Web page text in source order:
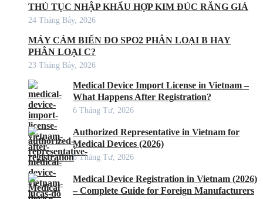
THỦ TỤC NHẬP KHẨU HỢP KIM ĐÚC RĂNG GIẢ
24 Tháng Bảy, 2026
MÁY CẢM BIẾN ĐO SPO2 PHÂN LOẠI B HAY
PHÂN LOẠI C?
23 Tháng Bảy, 2026
Medical Device Import License in Vietnam –
What Happens After Registration?
6 Tháng Tư, 2026
Authorized Representative in Vietnam for
Medical Devices (2026)
6 Tháng Tư, 2026
Medical Device Registration in Vietnam (2026)
– Complete Guide for Foreign Manufacturers